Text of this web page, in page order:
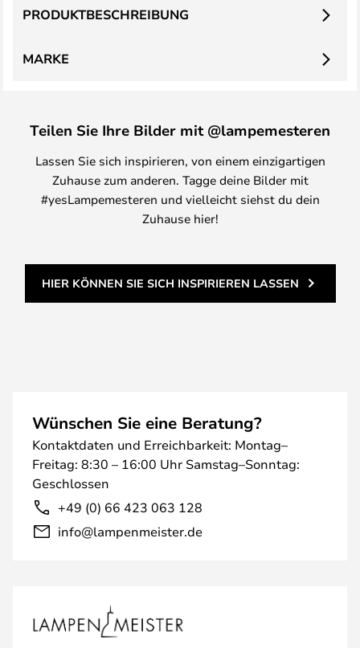
PRODUKTBESCHREIBUNG
MARKE
Teilen Sie Ihre Bilder mit @lampemesteren
Lassen Sie sich inspirieren, von einem einzigartigen
Zuhause zum anderen. Tagge deine Bilder mit
#yesLampemesteren und vielleicht siehst du dein
Zuhause hier!
HIER KÖNNEN SIE SICH INSPIRIEREN LASSEN
Wünschen Sie eine Beratung?
Kontaktdaten und Erreichbarkeit: Montag–
Freitag: 8:30 – 16:00 Uhr Samstag–Sonntag:
Geschlossen
+49 (0) 66 423 063 128
info@lampenmeister.de